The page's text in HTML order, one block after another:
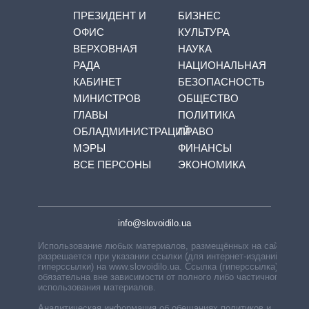
ПРЕЗИДЕНТ И
ОФИС
ВЕРХОВНАЯ
РАДА
КАБИНЕТ
МИНИСТРОВ
ГЛАВЫ
ОБЛАДМИНИСТРАЦИЙ
МЭРЫ
ВСЕ ПЕРСОНЫ
БИЗНЕС
КУЛЬТУРА
НАУКА
НАЦИОНАЛЬНАЯ
БЕЗОПАСНОСТЬ
ОБЩЕСТВО
ПОЛИТИКА
ПРАВО
ФИНАНСЫ
ЭКОНОМИКА
info@slovoidilo.ua
Использование любых материалов, размещённых на сайте,
разрешается при указании ссылки (для интернет-изданий —
гиперссылки) на www.slovoidilo.ua. Ссылка (гиперссылка)
обязательна вне зависимости от полного либо частичного
использования материалов.